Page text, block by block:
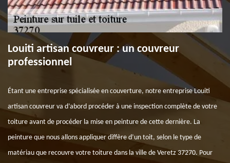
Louiti artisan couvreur : un couvreur
professionnel
Étant une entreprise spécialisée en couverture, notre entreprise Louiti
artisan couvreur va d’abord procéder à une inspection complète de votre
toiture avant de procéder la mise en peinture de cette dernière. La
peinture que nous allons appliquer diffère d’un toit, selon le type de
matériau que recouvre votre toiture dans la ville de Veretz 37270. Pour